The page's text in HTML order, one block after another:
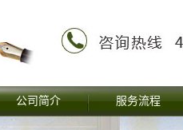
公司简介 服务流程